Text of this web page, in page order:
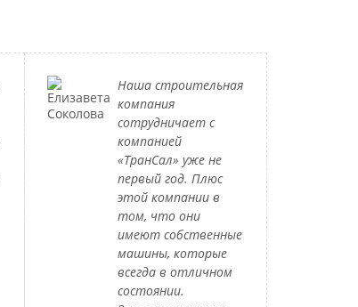
Наша строительная
компания
сотрудничает с
компанией
«ТранСал» уже не
первый год. Плюс
этой компании в
том, что они
имеют собственные
машины, которые
всегда в отличном
состоянии.